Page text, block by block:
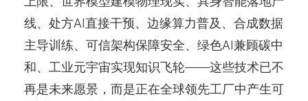
线、处方AI直接干预、边缘算力普及、合成数据
主导训练、可信架构保障安全、绿色AI兼顾碳中
和、工业元宇宙实现知识飞轮——这些技术已不
再是未来愿景，而是正在全球领先工厂中产生可